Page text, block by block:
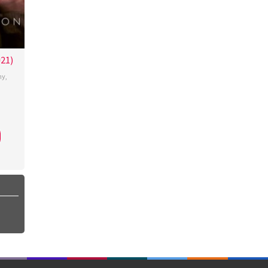
,